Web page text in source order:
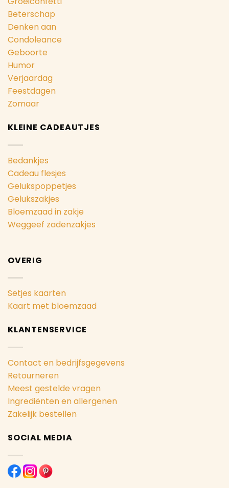
Beterschap
Denken aan
Condoleance
Geboorte
Humor
Verjaardag
Feestdagen
Zomaar
KLEINE CADEAUTJES
Bedankjes
Cadeau flesjes
Gelukspoppetjes
Gelukszakjes
Bloemzaad in zakje
Weggeef zadenzakjes
OVERIG
Setjes kaarten
Kaart met bloemzaad
KLANTENSERVICE
Contact en bedrijfsgegevens
Retourneren
Meest gestelde vragen
Ingrediënten en allergenen
Zakelijk bestellen
SOCIAL MEDIA